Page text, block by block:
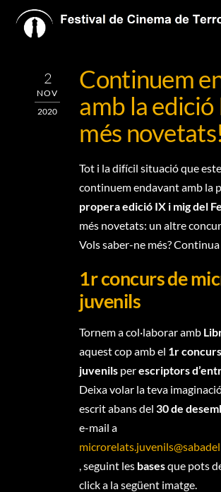
2
NOV
2020
Continuem
amb la edició
més novetats!
Tot i la difícil situació que
continuem endavant amb la
propera edició IX i mig del
més novetats: un altre
Vols saber-ne més?
1r concurs de
juvenils
Tornem a col·laborar amb
aquest cop amb el 1r
juvenils perescriptors
Deixa volar la teva
escrit abans del30 de
e-mail a
, seguint les basesque pots
click a la següent imatge.